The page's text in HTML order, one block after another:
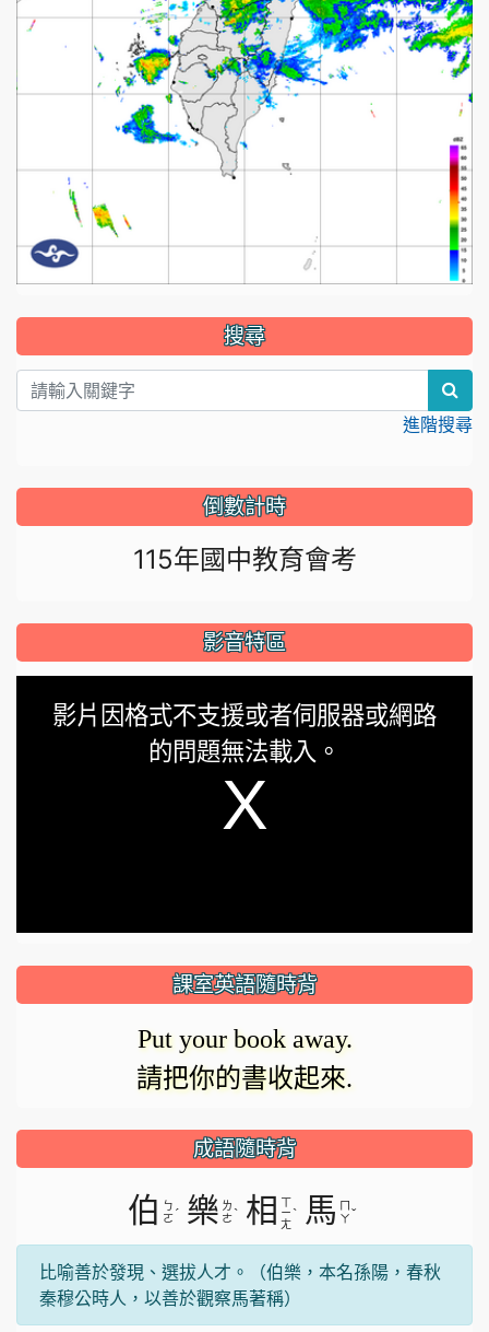
::: 搜尋
進階搜尋
倒數計時
115年國中教育會考
影音特區
影片因格式不支援或者伺服器或網路
的問題無法載入。
課室英語隨時背
Put your book away.
請把你的書收起來.
成語隨時背
伯
ㄅ
ㄛˊ 樂 ㄌ
ㄜˋ 相
ㄒ
ㄧ
ㄤ
ˋ 馬 ㄇ
ㄚˇ
比喻善於發現、選拔人才。（伯樂，本名孫陽，春秋
秦穆公時人，以善於觀察馬著稱）